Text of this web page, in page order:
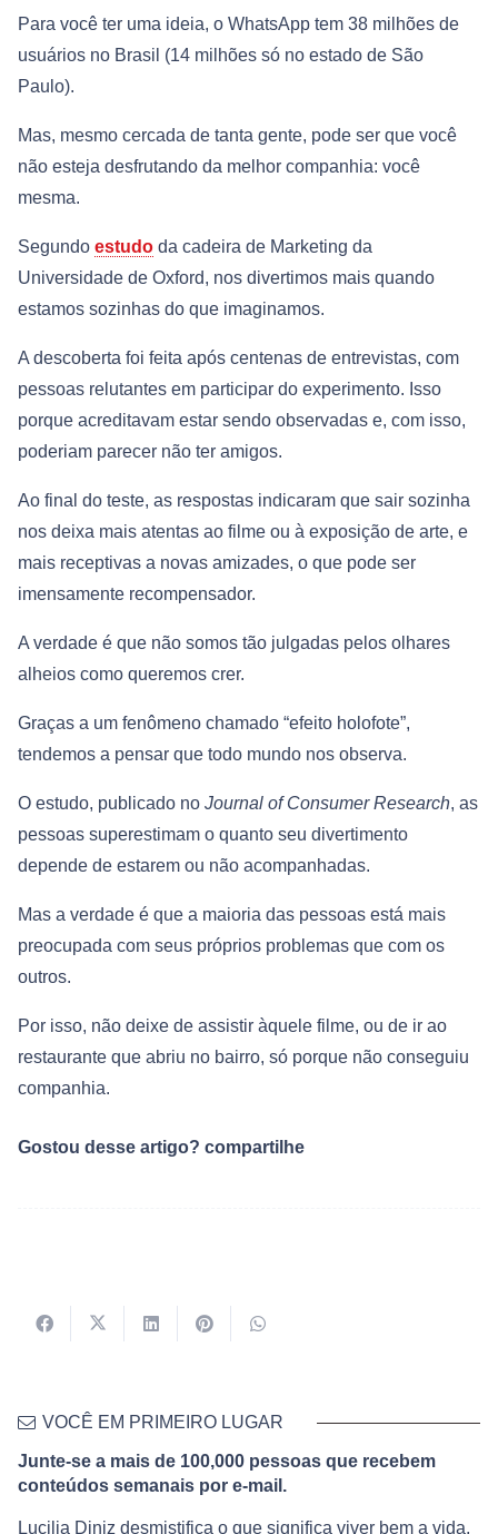
Para você ter uma ideia, o WhatsApp tem 38 milhões de
usuários no Brasil (14 milhões só no estado de São
Paulo).
Mas, mesmo cercada de tanta gente, pode ser que você
não esteja desfrutando da melhor companhia: você
mesma.
Segundo estudo da cadeira de Marketing da
Universidade de Oxford, nos divertimos mais quando
estamos sozinhas do que imaginamos.
A descoberta foi feita após centenas de entrevistas, com
pessoas relutantes em participar do experimento. Isso
porque acreditavam estar sendo observadas e, com isso,
poderiam parecer não ter amigos.
Ao final do teste, as respostas indicaram que sair sozinha
nos deixa mais atentas ao filme ou à exposição de arte, e
mais receptivas a novas amizades, o que pode ser
imensamente recompensador.
A verdade é que não somos tão julgadas pelos olhares
alheios como queremos crer.
Graças a um fenômeno chamado “efeito holofote”,
tendemos a pensar que todo mundo nos observa.
O estudo, publicado no Journal of Consumer Research, as
pessoas superestimam o quanto seu divertimento
depende de estarem ou não acompanhadas.
Mas a verdade é que a maioria das pessoas está mais
preocupada com seus próprios problemas que com os
outros.
Por isso, não deixe de assistir àquele filme, ou de ir ao
restaurante que abriu no bairro, só porque não conseguiu
companhia.
Gostou desse artigo? compartilhe
VOCÊ EM PRIMEIRO LUGAR
Junte-se a mais de 100,000 pessoas que recebem
conteúdos semanais por e-mail.
Lucilia Diniz desmistifica o que significa viver bem a vida,